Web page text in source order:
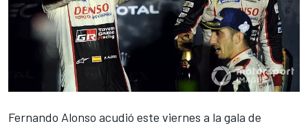
Fernando Alonso acudió este viernes a la gala de